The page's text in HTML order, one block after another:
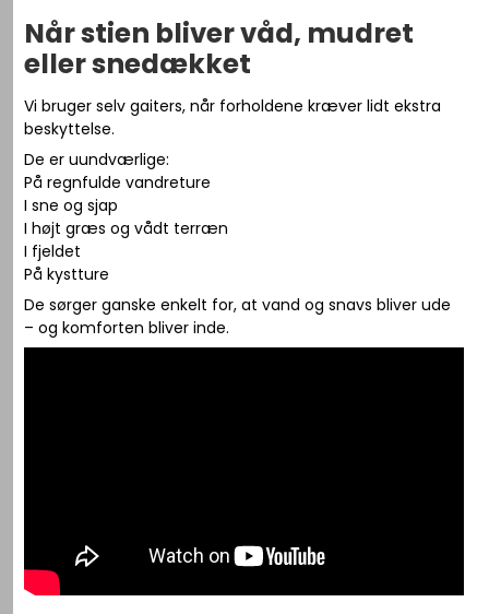
Når stien bliver våd, mudret
eller snedækket
Vi bruger selv gaiters, når forholdene kræver lidt ekstra
beskyttelse.
De er uundværlige:
På regnfulde vandreture
I sne og sjap
I højt græs og vådt terræn
I fjeldet
På kystture
De sørger ganske enkelt for, at vand og snavs bliver ude
– og komforten bliver inde.